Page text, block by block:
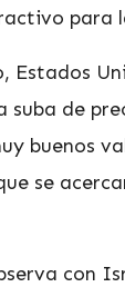
para
Estados
suba de
buenos
se
con